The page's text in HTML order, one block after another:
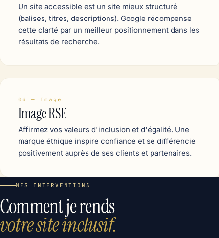
Un site accessible est un site mieux structuré
(balises, titres, descriptions). Google récompense
cette clarté par un meilleur positionnement dans les
résultats de recherche.
04 — Image
Image RSE
Affirmez vos valeurs d'inclusion et d'égalité. Une
marque éthique inspire confiance et se différencie
positivement auprès de ses clients et partenaires.
MES INTERVENTIONS
Comment je rends
votre site inclusif.